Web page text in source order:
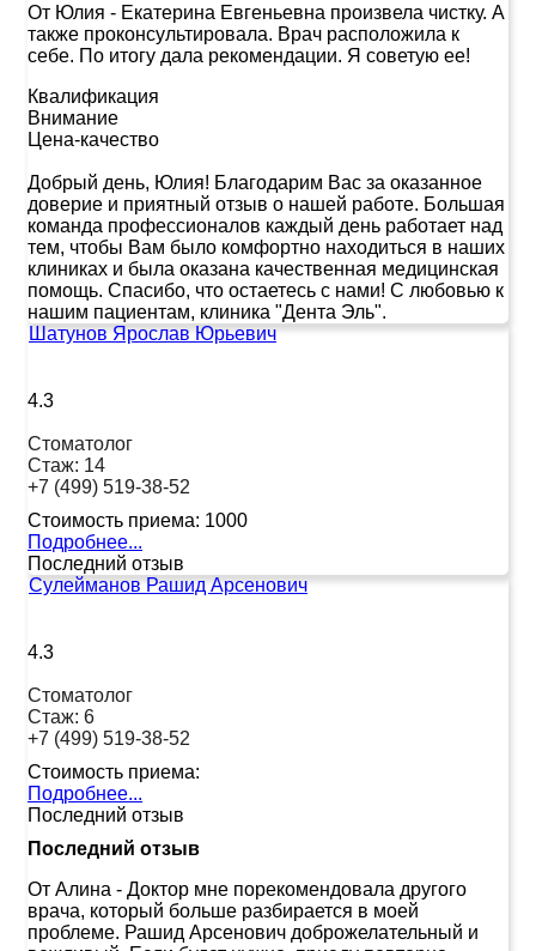
От Юлия - Екатерина Евгеньевна произвела чистку. А
также проконсультировала. Врач расположила к
себе. По итогу дала рекомендации. Я советую ее!
Квалификация
Внимание
Цена-качество
Добрый день, Юлия! Благодарим Вас за оказанное
доверие и приятный отзыв о нашей работе. Большая
команда профессионалов каждый день работает над
тем, чтобы Вам было комфортно находиться в наших
клиниках и была оказана качественная медицинская
помощь. Спасибо, что остаетесь с нами! С любовью к
нашим пациентам, клиника "Дента Эль".
Шатунов Ярослав Юрьевич
4.3
Стоматолог
Стаж: 14
+7 (499) 519-38-52
Стоимость приема: 1000
Подробнее...
Последний отзыв
Сулейманов Рашид Арсенович
4.3
Стоматолог
Стаж: 6
+7 (499) 519-38-52
Стоимость приема:
Подробнее...
Последний отзыв
Последний отзыв
От Алина - Доктор мне порекомендовала другого
врача, который больше разбирается в моей
проблеме. Рашид Арсенович доброжелательный и